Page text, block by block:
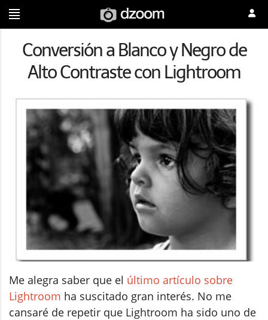
Conversión a Blanco y Negro de
Alto Contraste con Lightroom
Me alegra saber que el último artículo sobre
Lightroom ha suscitado gran interés. No me
cansaré de repetir que Lightroom ha sido uno de